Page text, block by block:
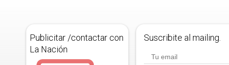
Publicitar /contactar con
La Nación
Suscribite al mailing.